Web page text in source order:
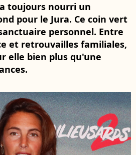
toujours nourri un
pour le Jura. Ce coin vert
personnel. Entre
et retrouvailles familiales,
elle bien plus qu'une